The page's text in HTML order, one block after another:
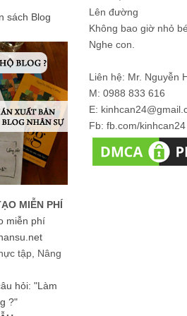
sách Blog
MIỄN PHÍ
miễn phí
tập, Nâng
hỏi: "Làm
?"
Lên đường
Không bao giờ nhỏ
Nghe con.
Liên hệ: Mr. Nguyễn
M: 0988 833 616
E:
Fb: fb.com/kinhcan24